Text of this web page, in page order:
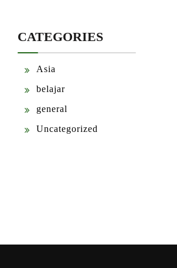
CATEGORIES
Asia
belajar
general
Uncategorized